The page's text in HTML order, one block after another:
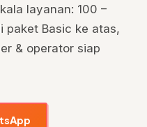
layanan: 100 –
paket Basic ke atas,
& operator siap